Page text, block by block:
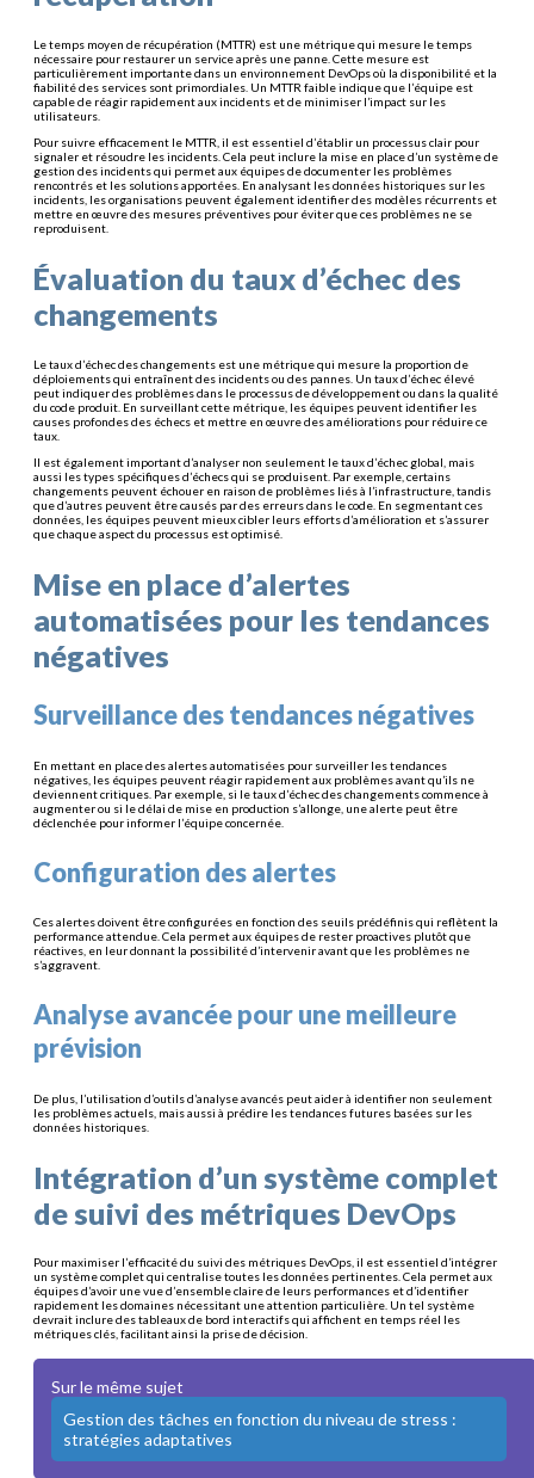
Le temps moyen de récupération (MTTR) est une métrique qui mesure le temps
nécessaire pour restaurer un service après une panne. Cette mesure est
particulièrement importante dans un environnement DevOps où la disponibilité et la
fiabilité des services sont primordiales. Un MTTR faible indique que l’équipe est
capable de réagir rapidement aux incidents et de minimiser l’impact sur les
utilisateurs.
Pour suivre efficacement le MTTR, il est essentiel d’établir un processus clair pour
signaler et résoudre les incidents. Cela peut inclure la mise en place d’un système de
gestion des incidents qui permet aux équipes de documenter les problèmes
rencontrés et les solutions apportées. En analysant les données historiques sur les
incidents, les organisations peuvent également identifier des modèles récurrents et
mettre en œuvre des mesures préventives pour éviter que ces problèmes ne se
reproduisent.
Évaluation du taux d’échec des
changements
Le taux d’échec des changements est une métrique qui mesure la proportion de
déploiements qui entraînent des incidents ou des pannes. Un taux d’échec élevé
peut indiquer des problèmes dans le processus de développement ou dans la qualité
du code produit. En surveillant cette métrique, les équipes peuvent identifier les
causes profondes des échecs et mettre en œuvre des améliorations pour réduire ce
taux.
Il est également important d’analyser non seulement le taux d’échec global, mais
aussi les types spécifiques d’échecs qui se produisent. Par exemple, certains
changements peuvent échouer en raison de problèmes liés à l’infrastructure, tandis
que d’autres peuvent être causés par des erreurs dans le code. En segmentant ces
données, les équipes peuvent mieux cibler leurs efforts d’amélioration et s’assurer
que chaque aspect du processus est optimisé.
Mise en place d’alertes
automatisées pour les tendances
négatives
Surveillance des tendances négatives
En mettant en place des alertes automatisées pour surveiller les tendances
négatives, les équipes peuvent réagir rapidement aux problèmes avant qu’ils ne
deviennent critiques. Par exemple, si le taux d’échec des changements commence à
augmenter ou si le délai de mise en production s’allonge, une alerte peut être
déclenchée pour informer l’équipe concernée.
Configuration des alertes
Ces alertes doivent être configurées en fonction des seuils prédéfinis qui reflètent la
performance attendue. Cela permet aux équipes de rester proactives plutôt que
réactives, en leur donnant la possibilité d’intervenir avant que les problèmes ne
s’aggravent.
Analyse avancée pour une meilleure
prévision
De plus, l’utilisation d’outils d’analyse avancés peut aider à identifier non seulement
les problèmes actuels, mais aussi à prédire les tendances futures basées sur les
données historiques.
Intégration d’un système complet
de suivi des métriques DevOps
Pour maximiser l’efficacité du suivi des métriques DevOps, il est essentiel d’intégrer
un système complet qui centralise toutes les données pertinentes. Cela permet aux
équipes d’avoir une vue d’ensemble claire de leurs performances et d’identifier
rapidement les domaines nécessitant une attention particulière. Un tel système
devrait inclure des tableaux de bord interactifs qui affichent en temps réel les
métriques clés, facilitant ainsi la prise de décision.
Sur le même sujet
Gestion des tâches en fonction du niveau de stress :
stratégies adaptatives